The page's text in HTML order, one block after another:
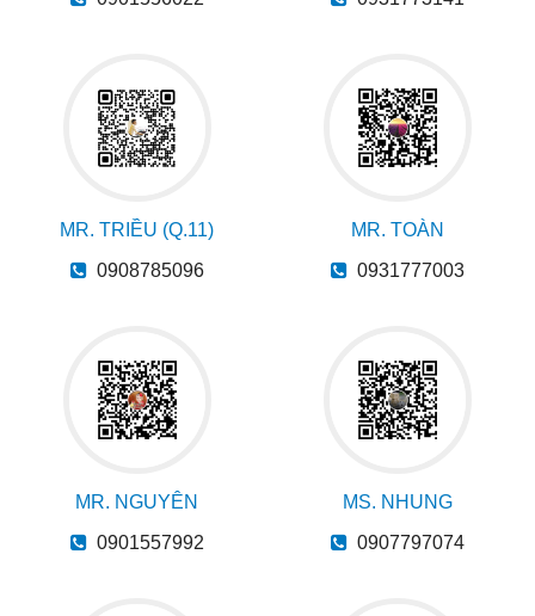
MR. TRIỀU (Q.11)
0908785096
MR. TOÀN
0931777003
MR. NGUYÊN
0901557992
MS. NHUNG
0907797074